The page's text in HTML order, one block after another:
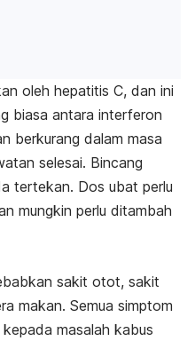
oleh hepatitis C, dan ini
biasa antara interferon
berkurang dalam masa
selesai. Bincang
tertekan. Dos ubat perlu
mungkin perlu ditambah
sakit otot, sakit
makan. Semua simptom
masalah kabus